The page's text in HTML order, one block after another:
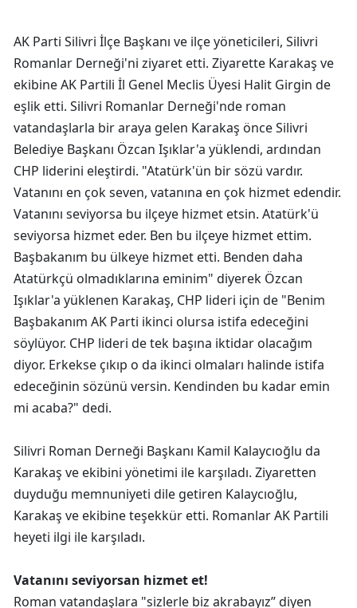
AK Parti Silivri İlçe Başkanı ve ilçe yöneticileri, Silivri
Romanlar Derneği'ni ziyaret etti. Ziyarette Karakaş ve
ekibine AK Partili İl Genel Meclis Üyesi Halit Girgin de
eşlik etti. Silivri Romanlar Derneği'nde roman
vatandaşlarla bir araya gelen Karakaş önce Silivri
Belediye Başkanı Özcan Işıklar'a yüklendi, ardından
CHP liderini eleştirdi. "Atatürk'ün bir sözü vardır.
Vatanını en çok seven, vatanına en çok hizmet edendir.
Vatanını seviyorsa bu ilçeye hizmet etsin. Atatürk'ü
seviyorsa hizmet eder. Ben bu ilçeye hizmet ettim.
Başbakanım bu ülkeye hizmet etti. Benden daha
Atatürkçü olmadıklarına eminim" diyerek Özcan
Işıklar'a yüklenen Karakaş, CHP lideri için de "Benim
Başbakanım AK Parti ikinci olursa istifa edeceğini
söylüyor. CHP lideri de tek başına iktidar olacağım
diyor. Erkekse çıkıp o da ikinci olmaları halinde istifa
edeceğinin sözünü versin. Kendinden bu kadar emin
mi acaba?" dedi.
Silivri Roman Derneği Başkanı Kamil Kalaycıoğlu da
Karakaş ve ekibini yönetimi ile karşıladı. Ziyaretten
duyduğu memnuniyeti dile getiren Kalaycıoğlu,
Karakaş ve ekibine teşekkür etti. Romanlar AK Partili
heyeti ilgi ile karşıladı.
Vatanını seviyorsan hizmet et!
Roman vatandaşlara "sizlerle biz akrabayız” diyen